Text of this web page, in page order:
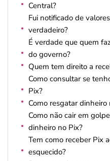
Central?
Fui notificado de
verdadeiro?
É verdade que quem
do governo​?
Quem tem direito a
Como consultar se
Pix?
Como resgatar
Como não cair em
dinheiro no Pix?
Tem como receber Pix
esquecido?